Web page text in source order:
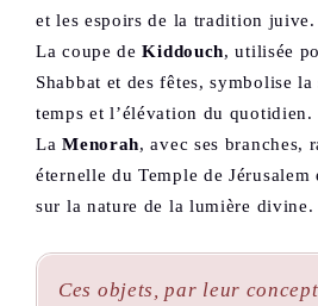
et les espoirs de la tradition juive.
La coupe deKiddouch, utilisée
Shabbat et des fêtes, symbolise
temps et l’élévation du quotidien.
LaMenorah, avec ses branches,
éternelle du Temple de
sur la nature de la lumière divine.
Ces objets, par leur